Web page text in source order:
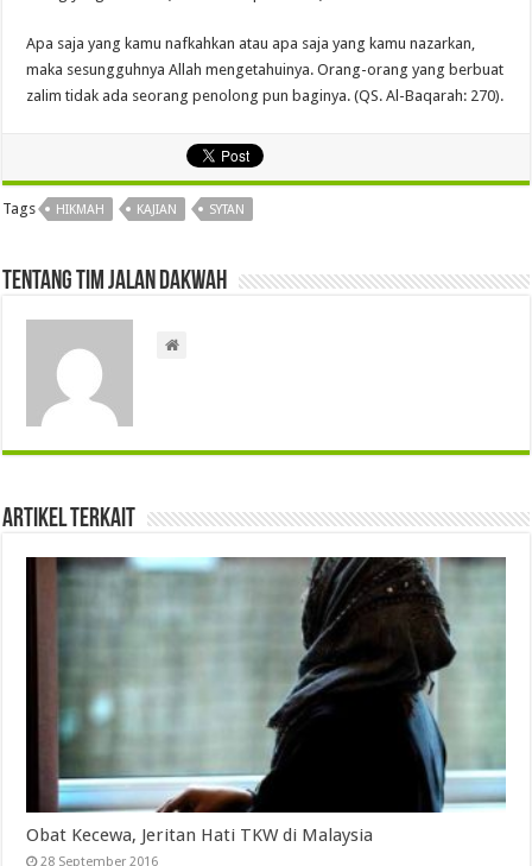
Apa saja yang kamu nafkahkan atau apa saja yang kamu nazarkan,
maka sesungguhnya Allah mengetahuinya. Orang-orang yang berbuat
zalim tidak ada seorang penolong pun baginya. (QS. Al-Baqarah: 270).
Tags HIKMAH KAJIAN SYTAN
Tentang Tim Jalan Dakwah
Artikel Terkait
Obat Kecewa, Jeritan Hati TKW di Malaysia
28 September 2016